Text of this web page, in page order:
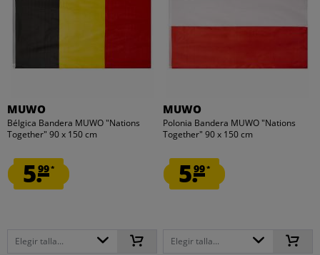
MUWO
Bélgica Bandera MUWO "Nations
Together" 90 x 150 cm
5.99*
Elegir talla...
MUWO
Polonia Bandera MUWO "Nations
Together" 90 x 150 cm
5.99*
Elegir talla...